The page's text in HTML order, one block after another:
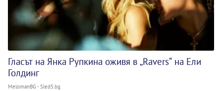
Гласът на Янка Рупкина оживя в „Ravers“ на Ели
Голдинг
MelomanBG - Sled5.bg